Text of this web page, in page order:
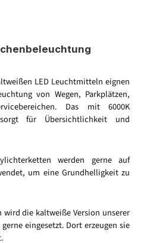
LED Leuchtmitteln eignen
von Wegen, Parkplätzen,
Das mit 6000K
für Übersichtlichkeit und
werden gerne auf
um eine Grundhelligkeit zu
wird die kaltweiße Version unserer
eingesetzt. Dort erzeugen sie